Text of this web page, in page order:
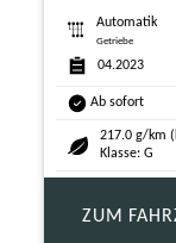
Automatik
Getriebe
04.2023
Ab sofort
217.0 g/km
Klasse: G
ZUM